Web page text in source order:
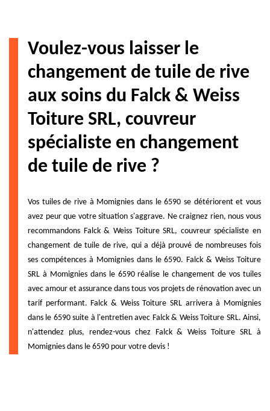
Voulez-vous laisser le
changement de tuile de rive
aux soins du Falck & Weiss
Toiture SRL, couvreur
spécialiste en changement
de tuile de rive ?
Vos tuiles de rive à Momignies dans le 6590 se détériorent et vous
avez peur que votre situation s'aggrave. Ne craignez rien, nous vous
recommandons Falck & Weiss Toiture SRL, couvreur spécialiste en
changement de tuile de rive, qui a déjà prouvé de nombreuses fois
ses compétences à Momignies dans le 6590. Falck & Weiss Toiture
SRL à Momignies dans le 6590 réalise le changement de vos tuiles
avec amour et assurance dans tous vos projets de rénovation avec un
tarif performant. Falck & Weiss Toiture SRL arrivera à Momignies
dans le 6590 suite à l'entretien avec Falck & Weiss Toiture SRL. Ainsi,
n'attendez plus, rendez-vous chez Falck & Weiss Toiture SRL à
Momignies dans le 6590 pour votre devis !